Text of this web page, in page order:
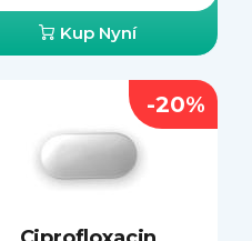
Kup Nyní
-20%